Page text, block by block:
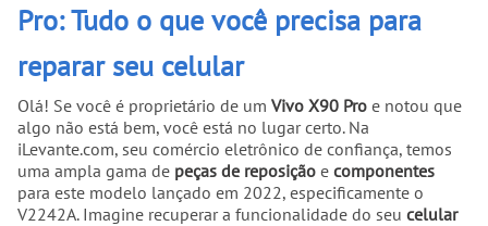
Pro: Tudo o que você precisa para
reparar seu celular
Olá! Se você é proprietário de um Vivo X90 Pro e notou que
algo não está bem, você está no lugar certo. Na
iLevante.com, seu comércio eletrônico de confiança, temos
uma ampla gama de peças de reposição e componentes
para este modelo lançado em 2022, especificamente o
V2242A. Imagine recuperar a funcionalidade do seu celular